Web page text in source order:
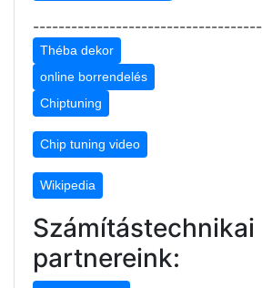
Théba dekor
online borrendelés
Chiptuning
Chip tuning video
Wikipedia
Számítástechnikai
partnereink: